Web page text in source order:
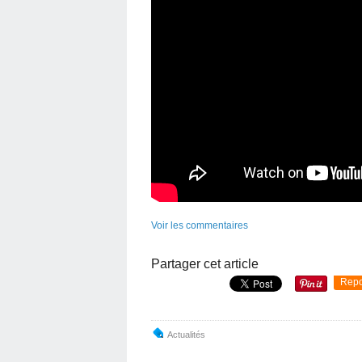
Voir les commentaires
Partager cet article
Actualités